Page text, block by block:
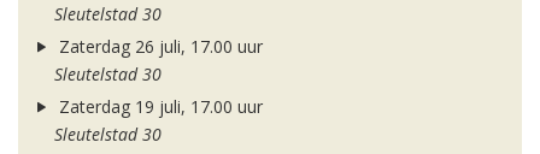
Sleutelstad 30
Zaterdag 26 juli, 17.00 uur
Sleutelstad 30
Zaterdag 19 juli, 17.00 uur
Sleutelstad 30